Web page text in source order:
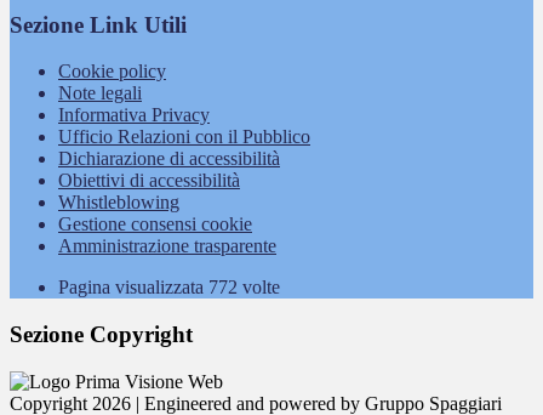
Sezione Link Utili
Cookie policy
Note legali
Informativa Privacy
Ufficio Relazioni con il Pubblico
Dichiarazione di accessibilità
Obiettivi di accessibilità
Whistleblowing
Gestione consensi cookie
Amministrazione trasparente
Pagina visualizzata 772 volte
Sezione Copyright
Copyright 2026 | Engineered and powered by Gruppo Spaggiari